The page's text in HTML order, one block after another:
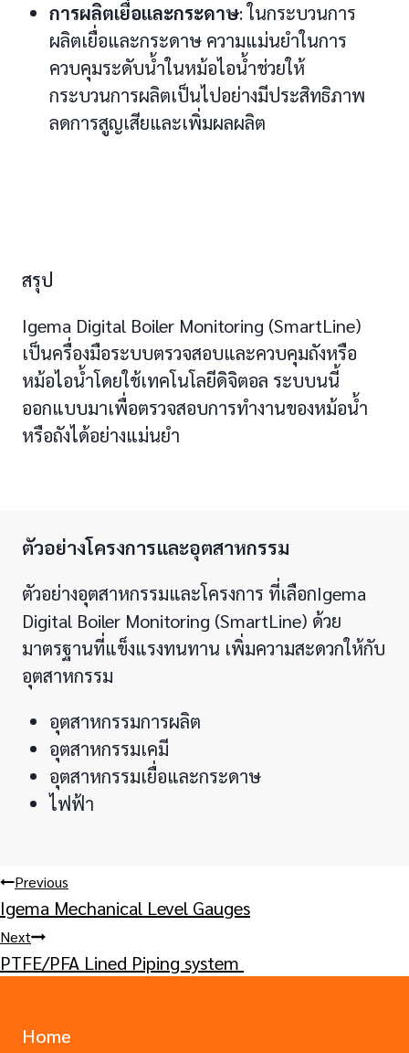
การผลิตเยื่อและกระดาษ: ในกระบวนการ
ผลิตเยื่อและกระดาษ ความแม่นยำในการ
ควบคุมระดับน้ำในหม้อไอน้ำช่วยให้
กระบวนการผลิตเป็นไปอย่างมีประสิทธิภาพ
ลดการสูญเสียและเพิ่มผลผลิต
สรุป
Igema Digital Boiler Monitoring (SmartLine)
เป็นครื่องมือระบบตรวจสอบและควบคุมถังหรือ
หม้อไอน้ำโดยใช้เทคโนโลยีดิจิตอล ระบบนนี้
ออกแบบมาเพื่อตรวจสอบการทำงานของหม้อน้ำ
หรือถังได้อย่างแม่นยำ
ตัวอย่างโครงการและอุตสาหกรรม
ตัวอย่างอุตสาหกรรมและโครงการ ที่เลือกIgema
Digital Boiler Monitoring (SmartLine) ด้วย
มาตรฐานที่แข็งแรงทนทาน เพิ่มความสะดวกให้กับ
อุตสาหกรรม
อุตสาหกรรมการผลิต
อุตสาหกรรมเคมี
อุตสาหกรรมเยื่อและกระดาษ
ไฟฟ้า
Post
navigation
Previous
Igema Mechanical Level Gauges
Next
PTFE/PFA Lined Piping system
Home